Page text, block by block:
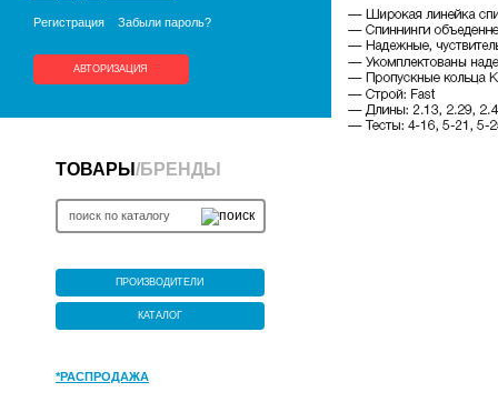
Регистрация Забыли пароль?
АВТОРИЗАЦИЯ
ТОВАРЫ /БРЕНДЫ
ПРОИЗВОДИТЕЛИ
КАТАЛОГ
*РАСПРОДАЖА